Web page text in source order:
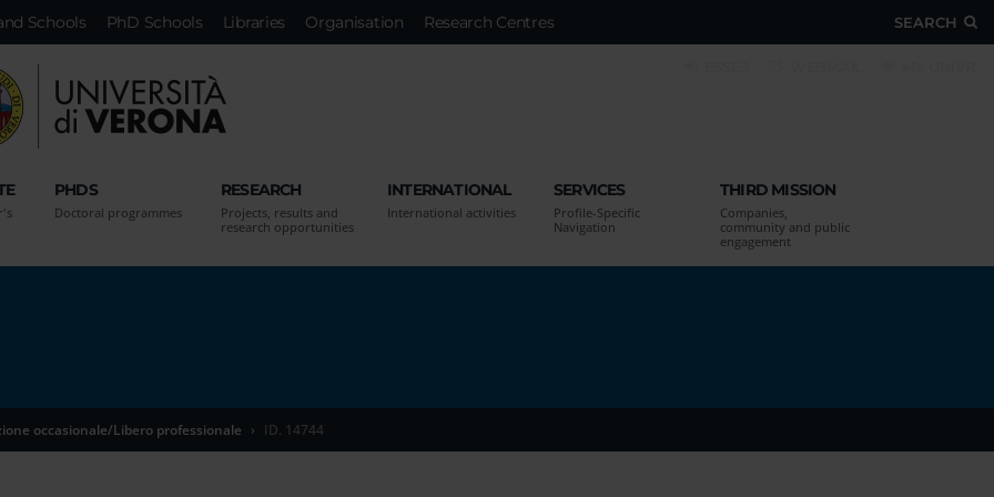
SEARCH
Schools PhD Schools Libraries Organisation Research Centres
PHDS
Doctoral programmes
RESEARCH
Projects, results and
research opportunities
INTERNATIONAL
International activities
SERVICES
Profile-Specific
Navigation
THIRD MISSION
Companies,
community and public
engagement
occasionale/Libero professionale ID. 14744